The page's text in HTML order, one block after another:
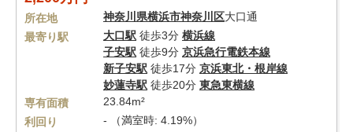
所在地 神奈川県横浜市神奈川区大口通
最寄り駅
大口駅 徒歩3分 横浜線
子安駅 徒歩9分 京浜急行電鉄本線
新子安駅 徒歩17分 京浜東北・根岸線
妙蓮寺駅 徒歩20分 東急東横線
専有面積
23.84m²
利回り
- （満室時: 4.19%）